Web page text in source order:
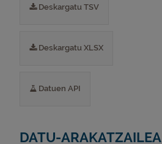
Deskargatu TSV
Deskargatu XLSX
Datuen API
DATU-ARAKATZAILEA